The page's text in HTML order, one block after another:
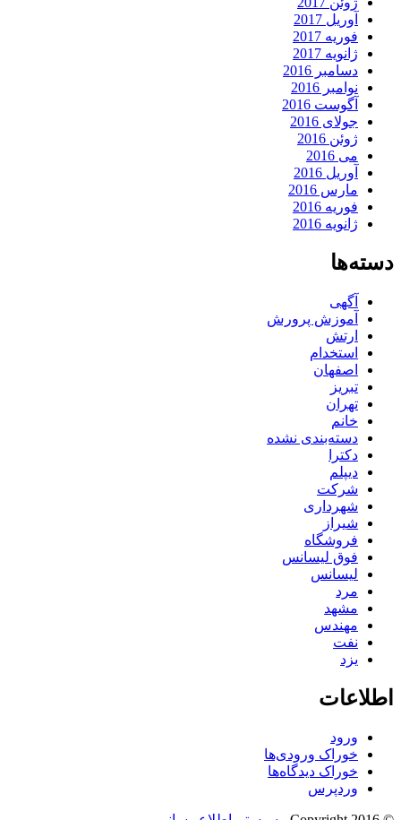
آوریل 2017
فوریه 2017
ژانویه 2017
دسامبر 2016
نوامبر 2016
آگوست 2016
جولای 2016
ژوئن 2016
می 2016
آوریل 2016
مارس 2016
فوریه 2016
ژانویه 2016
دسته‌ها
آگهی
آموزش پرورش
ارتش
استخدام
اصفهان
تبریز
تهران
خانم
دسته‌بندی نشده
دکترا
دیپلم
شرکت
شهرداری
شیراز
فروشگاه
فوق لیسانس
لیسانس
مرد
مشهد
مهندس
نفت
یزد
اطلاعات
ورود
خوراک ورودی‌ها
خوراک دیدگاه‌ها
وردپرس